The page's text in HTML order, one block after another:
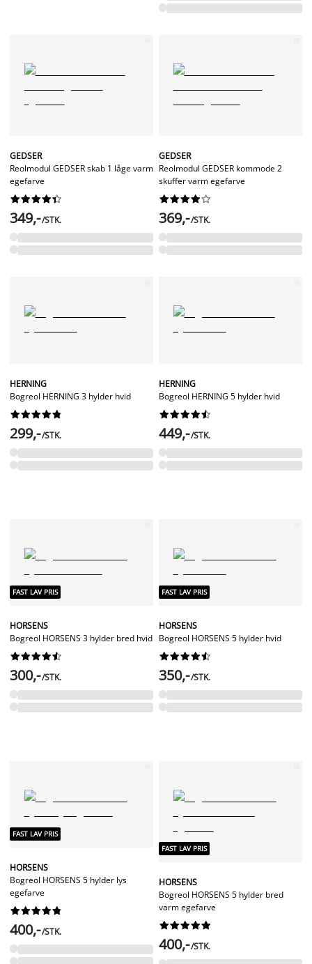
GEDSER
Reolmodul GEDSER skab 1 låge varm
egefarve






349,-/STK.
GEDSER
Reolmodul GEDSER kommode 2
skuffer varm egefarve






369,-/STK.
HERNING
Bogreol HERNING 3 hylder hvid






299,-/STK.
HERNING
Bogreol HERNING 5 hylder hvid






449,-/STK.
FAST LAV PRIS
HORSENS
Bogreol HORSENS 3 hylder bred hvid






300,-/STK.
FAST LAV PRIS
HORSENS
Bogreol HORSENS 5 hylder hvid






350,-/STK.
FAST LAV PRIS
HORSENS
Bogreol HORSENS 5 hylder lys
egefarve






400,-/STK.
FAST LAV PRIS
HORSENS
Bogreol HORSENS 5 hylder bred
varm egefarve






400,-/STK.